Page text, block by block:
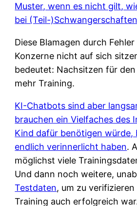
Muster, wenn es nicht gilt,
bei (Teil-)Schwangerschaften
Diese Blamagen durch
Konzerne nicht auf sich
bedeutet: Nachsitzen für
mehr Training.
KI-Chatbots sind aber
brauchen ein Vielfaches des
Kind dafür benötigen würde,
endlich verinnerlicht haben.
möglichst viele
Und dann noch weitere,
Testdaten, um zu verifizieren
Training auch erfolgreich